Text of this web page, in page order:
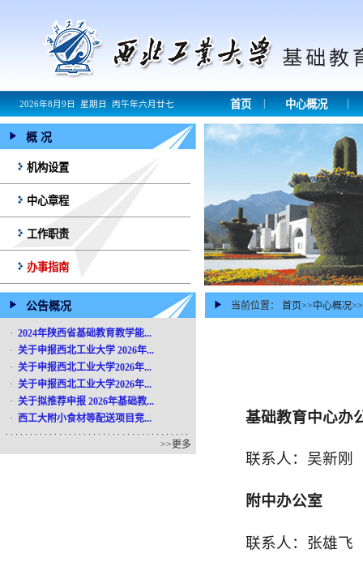
2026年8月9日 星期日 丙午年六月廿七 首页 中心概况
概 况
机构设置
中心章程
工作职责
办事指南
公告概况
· 2024年陕西省基础教育教学能...
· 关于申报西北工业大学 2026年...
· 关于申报西北工业大学2026年...
· 关于申报西北工业大学2026年...
· 关于拟推荐申报 2026年基础教...
· 西工大附小食材等配送项目竞...
>>更多
当前位置： 首页>>中心概况>>
基础教育中心办
联系人：吴新刚
附中办公室
联系人：张雄飞